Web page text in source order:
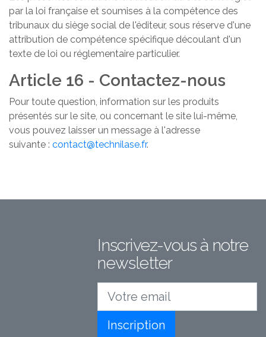
par la loi française et soumises à la compétence des
tribunaux du siège social de l'éditeur, sous réserve d'une
attribution de compétence spécifique découlant d'un
texte de loi ou réglementaire particulier.
Article 16 - Contactez-nous
Pour toute question, information sur les produits
présentés sur le site, ou concernant le site lui-même,
vous pouvez laisser un message à l'adresse
suivante : contact@technilase.fr.
Inscrivez-vous à notre
newsletter
Inscription